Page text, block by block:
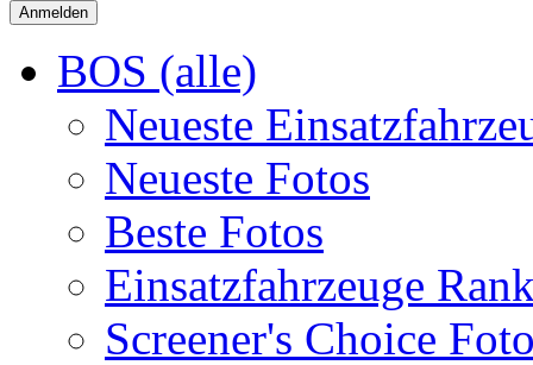
BOS (alle)
Neueste
Neueste Fotos
Beste Fotos
Einsatzfahrzeuge
Screener's Choice